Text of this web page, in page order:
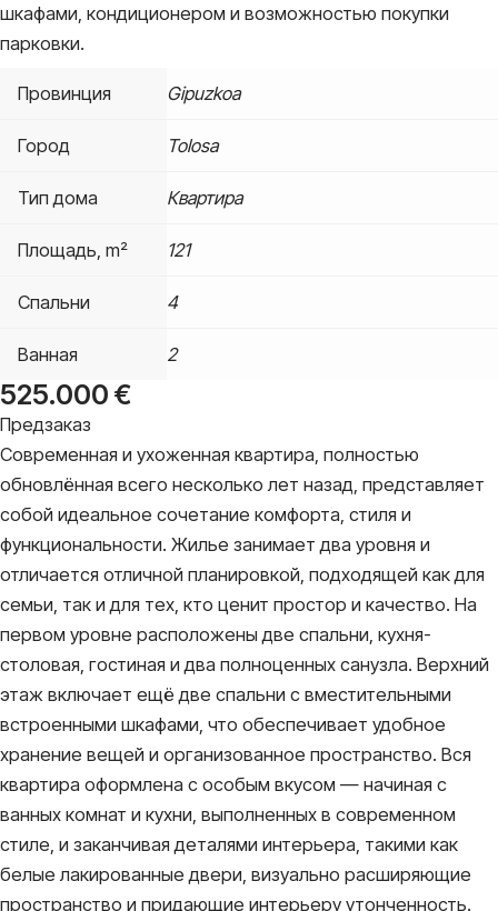
шкафами, кондиционером и возможностью покупки
парковки.
Провинция Gipuzkoa
Город Tolosa
Тип дома Квартира
Площадь, m² 121
Спальни 4
Ванная 2
525.000 €
Предзаказ
Современная и ухоженная квартира, полностью
обновлённая всего несколько лет назад, представляет
собой идеальное сочетание комфорта, стиля и
функциональности. Жилье занимает два уровня и
отличается отличной планировкой, подходящей как для
семьи, так и для тех, кто ценит простор и качество. На
первом уровне расположены две спальни, кухня-
столовая, гостиная и два полноценных санузла. Верхний
этаж включает ещё две спальни с вместительными
встроенными шкафами, что обеспечивает удобное
хранение вещей и организованное пространство. Вся
квартира оформлена с особым вкусом — начиная с
ванных комнат и кухни, выполненных в современном
стиле, и заканчивая деталями интерьера, такими как
белые лакированные двери, визуально расширяющие
пространство и придающие интерьеру утонченность.